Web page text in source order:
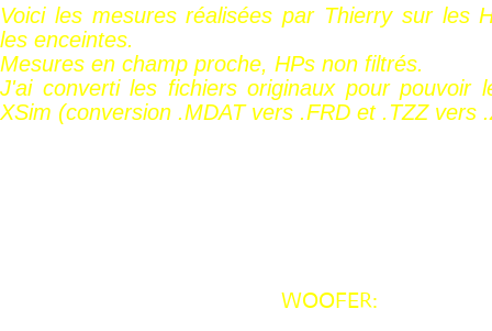
Voici les mesures réalisées par Thierry sur les
les enceintes.
Mesures en champ proche, HPs non filtrés.
J'ai converti les fichiers originaux pour pouvoir
XSim (conversion .MDAT vers .FRD et .TZZ vers
WOOFER: